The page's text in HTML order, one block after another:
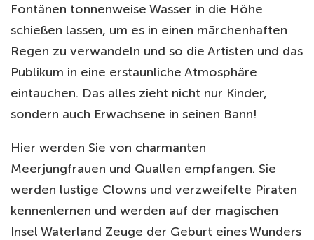
Fontänen tonnenweise Wasser in die Höhe
schießen lassen, um es in einen märchenhaften
Regen zu verwandeln und so die Artisten und das
Publikum in eine erstaunliche Atmosphäre
eintauchen. Das alles zieht nicht nur Kinder,
sondern auch Erwachsene in seinen Bann!
Hier werden Sie von charmanten
Meerjungfrauen und Quallen empfangen. Sie
werden lustige Clowns und verzweifelte Piraten
kennenlernen und werden auf der magischen
Insel Waterland Zeuge der Geburt eines Wunders